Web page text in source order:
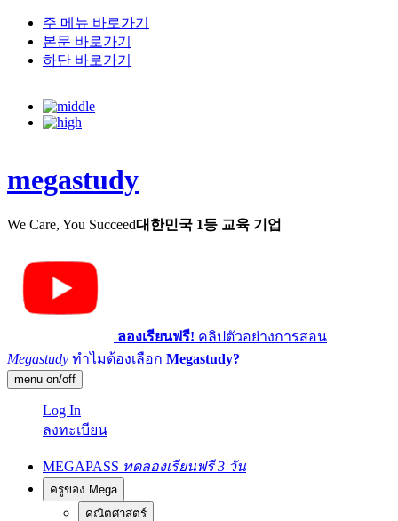
주 메뉴 바로가기
본문 바로가기
하단 바로가기
megastudy
We Care, You Succeed대한민국 1등 교육 기업
ลองเรียนฟรี! คลิปตัวอย่างการสอน
Megastudy ทำไมต้องเลือก Megastudy?
menu on/off
Log In
ลงทะเบียน
MEGAPASS ทดลองเรียนฟรี 3 วัน
ครูของ Mega
คณิตศาสตร์